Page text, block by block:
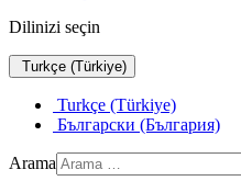
Dilinizi seçin
Turkçe (Türkiye)
Turkçe (Türkiye)
Български (България)
Arama